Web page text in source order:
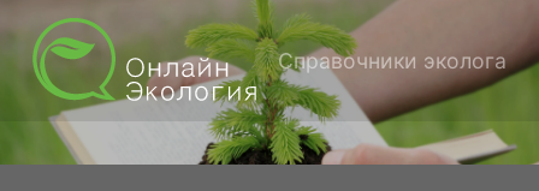
Справочники эколога